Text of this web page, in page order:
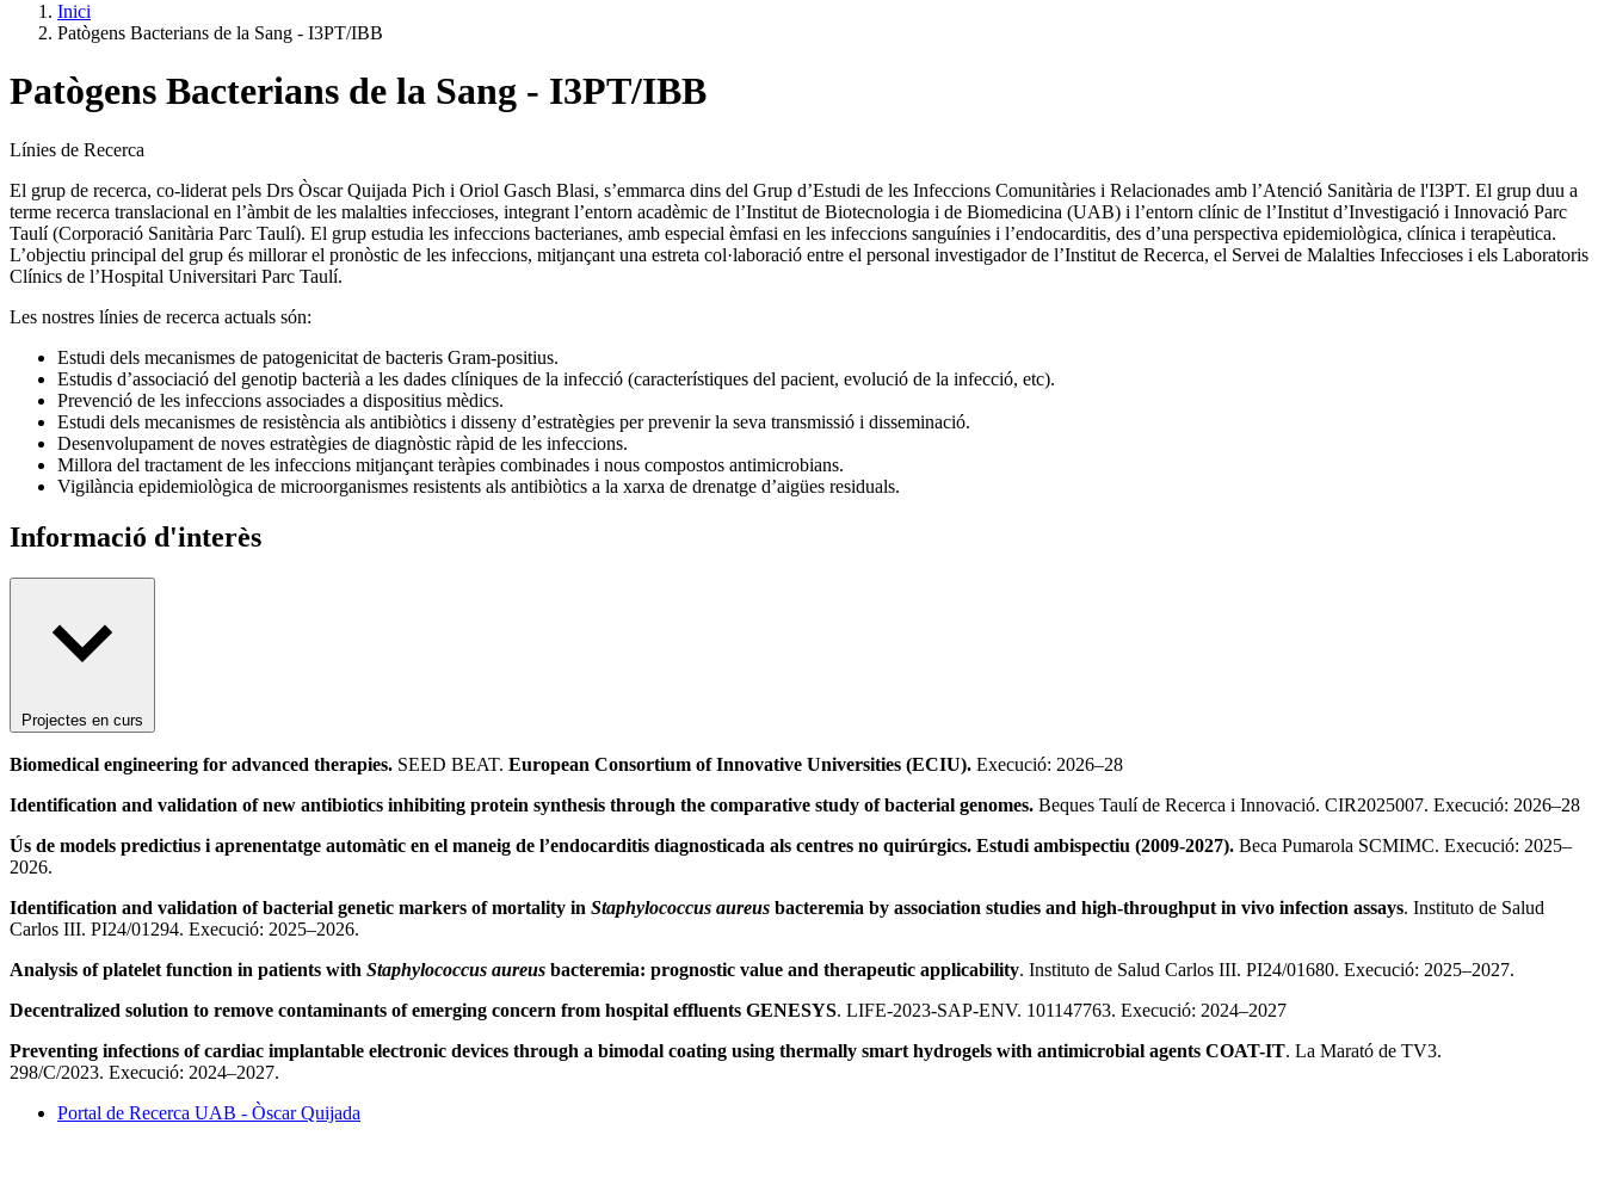
Inici
Patògens Bacterians de la Sang - I3PT/IBB
Patògens Bacterians de la Sang - I3PT/IBB
Línies de Recerca
El grup de recerca, co-liderat pels Drs Òscar Quijada Pich i Oriol Gasch Blasi, s’emmarca dins del Grup d’Estudi de les Infeccions Comunitàries i Relacionades amb l’Atenció Sanitària de l'I3PT. El grup duu a
terme recerca translacional en l’àmbit de les malalties infeccioses, integrant l’entorn acadèmic de l’Institut de Biotecnologia i de Biomedicina (UAB) i l’entorn clínic de l’Institut d’Investigació i Innovació Parc
Taulí (Corporació Sanitària Parc Taulí). El grup estudia les infeccions bacterianes, amb especial èmfasi en les infeccions sanguínies i l’endocarditis, des d’una perspectiva epidemiològica, clínica i terapèutica.
L’objectiu principal del grup és millorar el pronòstic de les infeccions, mitjançant una estreta col·laboració entre el personal investigador de l’Institut de Recerca, el Servei de Malalties Infeccioses i els Laboratoris
Clínics de l’Hospital Universitari Parc Taulí.
Les nostres línies de recerca actuals són:
Estudi dels mecanismes de patogenicitat de bacteris Gram-positius.
Estudis d’associació del genotip bacterià a les dades clíniques de la infecció (característiques del pacient, evolució de la infecció, etc).
Prevenció de les infeccions associades a dispositius mèdics.
Estudi dels mecanismes de resistència als antibiòtics i disseny d’estratègies per prevenir la seva transmissió i disseminació.
Desenvolupament de noves estratègies de diagnòstic ràpid de les infeccions.
Millora del tractament de les infeccions mitjançant teràpies combinades i nous compostos antimicrobians.
Vigilància epidemiològica de microorganismes resistents als antibiòtics a la xarxa de drenatge d’aigües residuals.
Informació d'interès
Projectes en curs
Biomedical engineering for advanced therapies. SEED BEAT. European Consortium of Innovative Universities (ECIU). Execució: 2026–28
Identification and validation of new antibiotics inhibiting protein synthesis through the comparative study of bacterial genomes. Beques Taulí de Recerca i Innovació. CIR2025007. Execució: 2026–28
Ús de models predictius i aprenentatge automàtic en el maneig de l’endocarditis diagnosticada als centres no quirúrgics. Estudi ambispectiu (2009-2027). Beca Pumarola SCMIMC. Execució: 2025–
2026.
Identification and validation of bacterial genetic markers of mortality in Staphylococcus aureus bacteremia by association studies and high-throughput in vivo infection assays. Instituto de Salud
Carlos III. PI24/01294. Execució: 2025–2026.
Analysis of platelet function in patients with Staphylococcus aureus bacteremia: prognostic value and therapeutic applicability. Instituto de Salud Carlos III. PI24/01680. Execució: 2025–2027.
Decentralized solution to remove contaminants of emerging concern from hospital effluents GENESYS. LIFE-2023-SAP-ENV. 101147763. Execució: 2024–2027
Preventing infections of cardiac implantable electronic devices through a bimodal coating using thermally smart hydrogels with antimicrobial agents COAT-IT. La Marató de TV3.
298/C/2023. Execució: 2024–2027.
Portal de Recerca UAB - Òscar Quijada